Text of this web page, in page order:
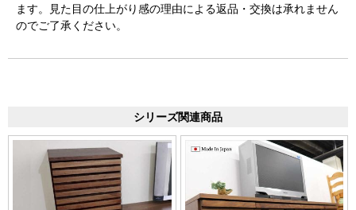
ます。見た目の仕上がり感の理由による返品・交換は承れません
のでご了承ください。
シリーズ関連商品